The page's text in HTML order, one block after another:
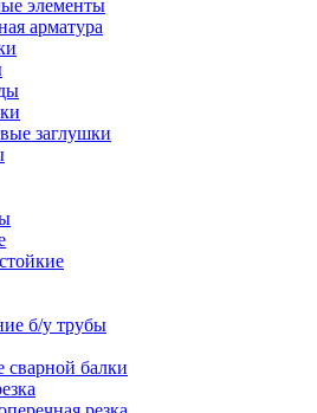
элементы
арматура
заглушки
б/у трубы
сварной балки